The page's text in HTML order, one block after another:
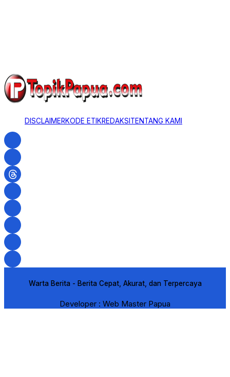
DISCLAIMERKODE ETIKREDAKSI TENTANG KAMI
Warta Berita - Berita Cepat, Akurat, dan Terpercaya
Developer : Web Master Papua